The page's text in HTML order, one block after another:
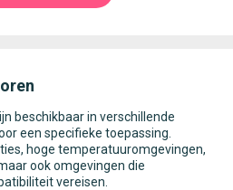
beschikbaar in verschillende
een specifieke toepassing.
hoge temperatuuromgevingen,
ook omgevingen die
vereisen.